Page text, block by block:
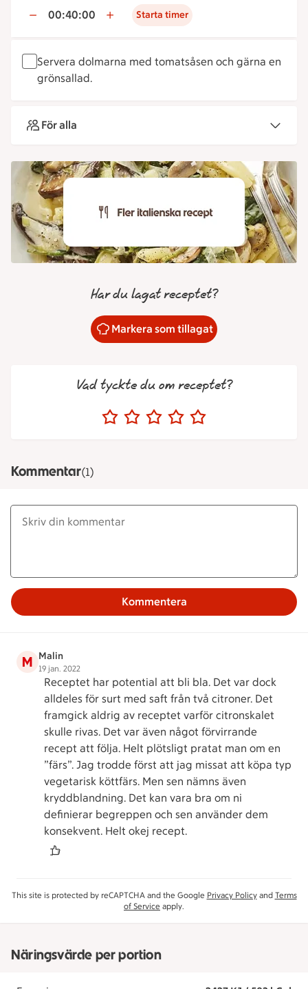
00:40:00 Starta timer
Servera dolmarna med tomatsåsen och gärna en
grönsallad.
För alla
Har du lagat receptet?
Markera som tillagat
Vad tyckte du om receptet?
Kommentar(1)
Kommentera
M Malin
19 jan. 2022
Receptet har potential att bli bla. Det var dock
alldeles för surt med saft från två citroner. Det
framgick aldrig av receptet varför citronskalet
skulle rivas. Det var även något förvirrande
recept att följa. Helt plötsligt pratat man om en
”färs”. Jag trodde först att jag missat att köpa typ
vegetarisk köttfärs. Men sen nämns även
kryddblandning. Det kan vara bra om ni
definierar begreppen och sen använder dem
konsekvent. Helt okej recept.
This site is protected by reCAPTCHA and the Google Privacy Policyand Terms
of Service apply.
Näringsvärde per portion